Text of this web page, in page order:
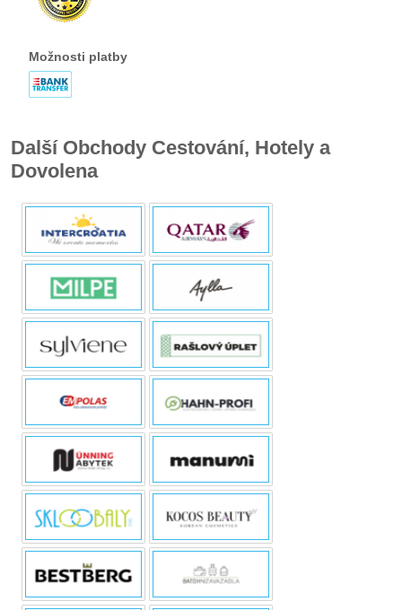
Možnosti platby
Další Obchody Cestování, Hotely a
Dovolena